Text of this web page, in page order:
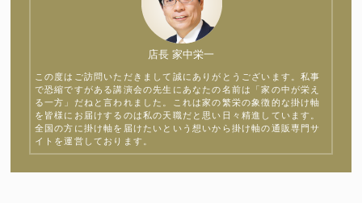
店長 家中栄一
この度はご訪問いただきまして誠にありがとうございます。私事
で恐縮ですがある講演会の先生にあなたの名前は「家の中が栄え
る一方」だねと言われました。これは家の繁栄の象徴的な掛け軸
を皆様にお届けするのは私の天職だと思い日々精進しています。
全国の方に掛け軸を届けたいという想いから掛け軸の通販専門サ
イトを運営しております。